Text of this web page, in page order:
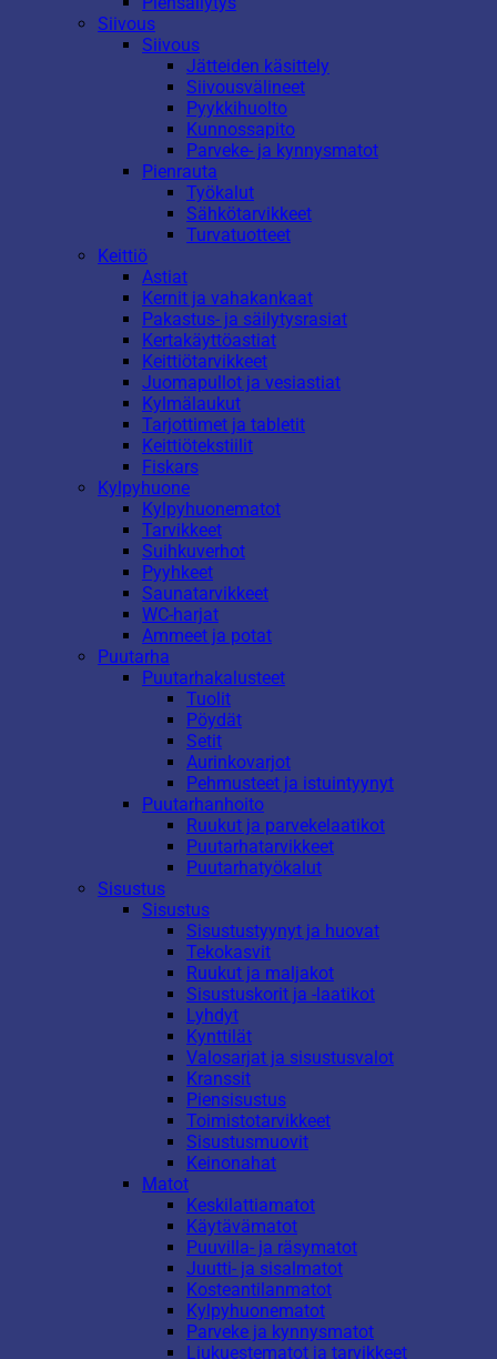
Siivous
Siivous
Jätteiden käsittely
Siivousvälineet
Pyykkihuolto
Kunnossapito
Parveke- ja kynnysmatot
Pienrauta
Työkalut
Sähkötarvikkeet
Turvatuotteet
Keittiö
Astiat
Kernit ja vahakankaat
Pakastus- ja säilytysrasiat
Kertakäyttöastiat
Keittiötarvikkeet
Juomapullot ja vesiastiat
Kylmälaukut
Tarjottimet ja tabletit
Keittiötekstiilit
Fiskars
Kylpyhuone
Kylpyhuonematot
Tarvikkeet
Suihkuverhot
Pyyhkeet
Saunatarvikkeet
WC-harjat
Ammeet ja potat
Puutarha
Puutarhakalusteet
Tuolit
Pöydät
Setit
Aurinkovarjot
Pehmusteet ja istuintyynyt
Puutarhanhoito
Ruukut ja parvekelaatikot
Puutarhatarvikkeet
Puutarhatyökalut
Sisustus
Sisustus
Sisustustyynyt ja huovat
Tekokasvit
Ruukut ja maljakot
Sisustuskorit ja -laatikot
Lyhdyt
Kynttilät
Valosarjat ja sisustusvalot
Kranssit
Piensisustus
Toimistotarvikkeet
Sisustusmuovit
Keinonahat
Matot
Keskilattiamatot
Käytävämatot
Puuvilla- ja räsymatot
Juutti- ja sisalmatot
Kosteantilanmatot
Kylpyhuonematot
Parveke ja kynnysmatot
Liukuestematot ja tarvikkeet